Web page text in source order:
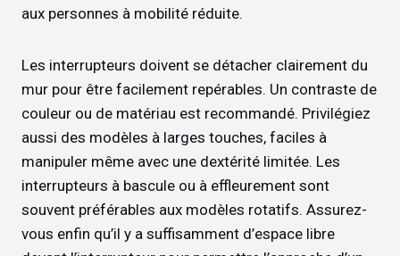
aux personnes à mobilité réduite.
Les interrupteurs doivent se détacher clairement du
mur pour être facilement repérables. Un contraste de
couleur ou de matériau est recommandé. Privilégiez
aussi des modèles à larges touches, faciles à
manipuler même avec une dextérité limitée. Les
interrupteurs à bascule ou à effleurement sont
souvent préférables aux modèles rotatifs. Assurez-
vous enfin qu’il y a suffisamment d’espace libre